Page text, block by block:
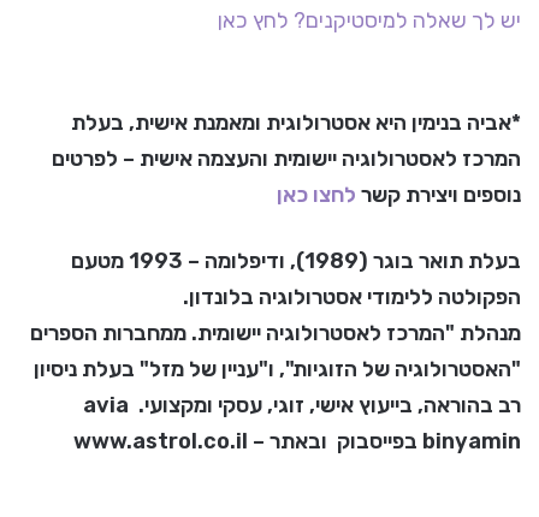
יש לך שאלה למיסטיקנים? לחץ כאן
*אביה בנימין היא אסטרולוגית ומאמנת אישית, בעלת
המרכז לאסטרולוגיה יישומית והעצמה אישית – לפרטים
נוספים ויצירת קשר לחצו כאן
בעלת תואר בוגר (1989), ודיפלומה – 1993 מטעם
הפקולטה ללימודי אסטרולוגיה בלונדון.
מנהלת "המרכז לאסטרולוגיה יישומית. ממחברות הספרים
"האסטרולוגיה של הזוגיות", ו"עניין של מזל" בעלת ניסיון
רב בהוראה, בייעוץ אישי, זוגי, עסקי ומקצועי. avia
binyamin בפייסבוק ובאתר – www.astrol.co.il